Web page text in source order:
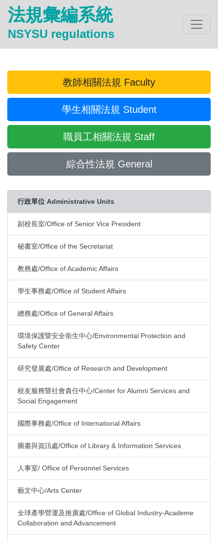
法規彙編系統
NSYSU regulations
教師相關法規 Faculty
學生相關法規 Student
職員工相關法規 Staff
綜合性法規 General
行政單位 Administrative Units
副校長室/Office of Senior Vice President
秘書室/Office of the Secretariat
教務處/Office of Academic Affairs
學生事務處/Office of Student Affairs
總務處/Office of General Affairs
環境保護暨安全衛生中心/Environmental Protection and
Safety Center
研究發展處/Office of Research and Development
校友服務暨社會責任中心/Center for Alumni Services and
Social Engagement
國際事務處/Office of International Affairs
圖書與資訊處/Office of Library & Information Services
人事室/ Office of Personnel Services
藝文中心/Arts Center
全球產學營運及推廣處/Office of Global Industry-Academe
Collaboration and Advancement